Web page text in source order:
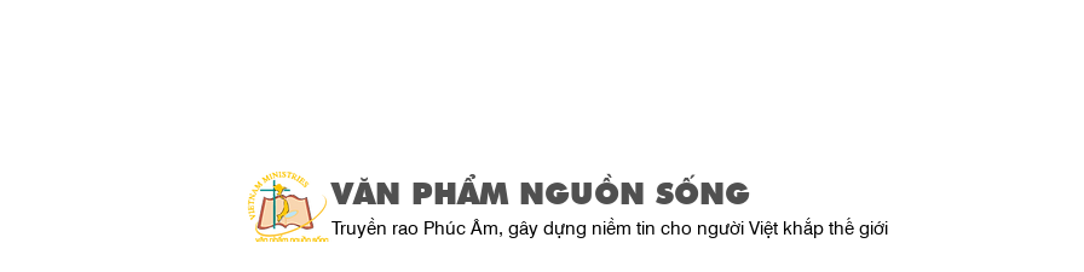
VĂN PHẨM NGUỒN SỐNG
Truyền rao Phúc Âm, gây dựng niềm tin cho người Việt khắp thế giới